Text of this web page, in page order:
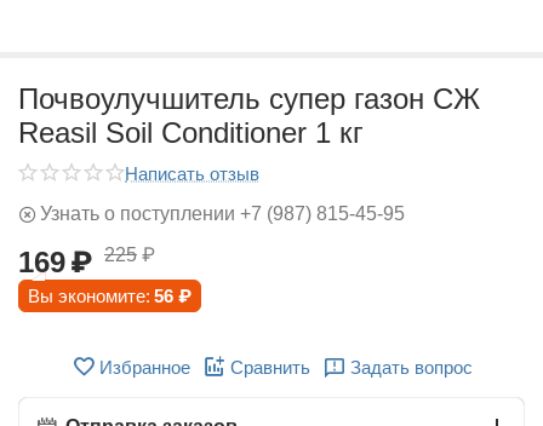
Почвоулучшитель супер газон СЖ
Reasil Soil Conditioner 1 кг
Написать отзыв
Узнать о поступлении +7 (987) 815-45-95
169₽ 225 ₽
Вы экономите: 56 ₽
Избранное Сравнить Задать вопрос